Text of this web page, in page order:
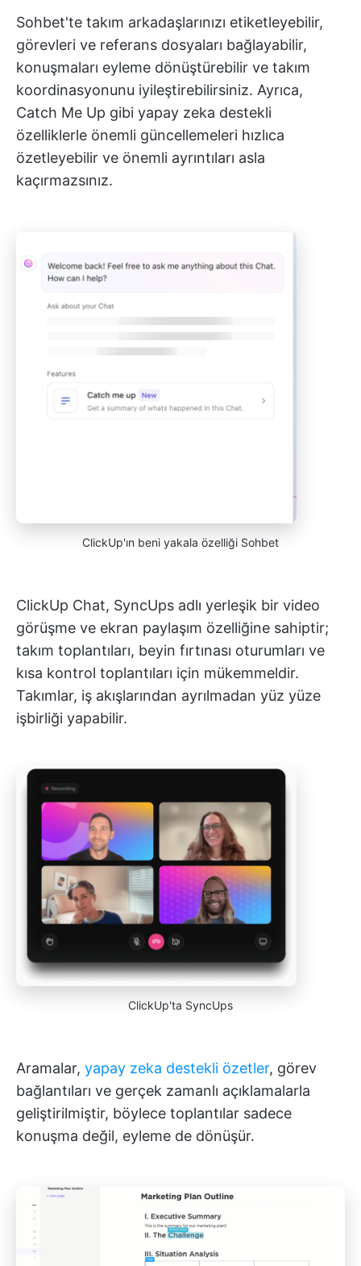
Sohbet'te takım arkadaşlarınızı etiketleyebilir,
görevleri ve referans dosyaları bağlayabilir,
konuşmaları eyleme dönüştürebilir ve takım
koordinasyonunu iyileştirebilirsiniz. Ayrıca,
Catch Me Up gibi yapay zeka destekli
özelliklerle önemli güncellemeleri hızlıca
özetleyebilir ve önemli ayrıntıları asla
kaçırmazsınız.
ClickUp'ın beni yakala özelliği Sohbet
ClickUp Chat, SyncUps adlı yerleşik bir video
görüşme ve ekran paylaşım özelliğine sahiptir;
takım toplantıları, beyin fırtınası oturumları ve
kısa kontrol toplantıları için mükemmeldir.
Takımlar, iş akışlarından ayrılmadan yüz yüze
işbirliği yapabilir.
ClickUp'ta SyncUps
Aramalar, yapay zeka destekli özetler, görev
bağlantıları ve gerçek zamanlı açıklamalarla
geliştirilmiştir, böylece toplantılar sadece
konuşma değil, eyleme de dönüşür.